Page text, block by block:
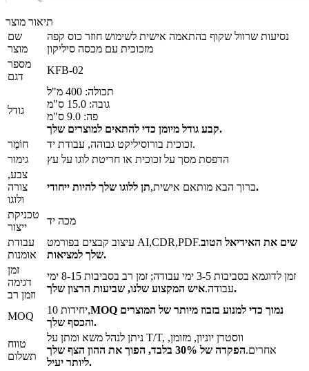
תיאור מוצר
שם
מוצר
נסיעות שרוול שקוף בהתאמה אישית לשימוש חוזר כוס קפה
מזכוכית עם מכסה סיליקון
מספר
דגם
KFB-02
גודל
תכולה: 400 מ"ל
גובה: 15.0 ס"מ
פה: 9.0 ס"מ
קבע גודל מיומן כדי להתאים למוצרים שלך.
חוֹמֶר
זכוכית בורוסיליקט גבוהה, עבודת יד.
גימור
הדפסת מסך על זכוכית או חריטת לוגו על עץ
צבע,
צורה
ולוגו
ברוך הבא מותאם אישית,תן ללוגו שלך להיות ייחודי.
טכניקת
ייצור
מכה יד
עבודת
אומנות
עיצוב קבצים בפורמט AI,CDR,PDF.שים את האידיאל הטוב
שלך למציאות.
זמן
דגימה
וזמן רב
זמן לדוגמא בסביבות 3-5 ימי עבודה; זמן רב בסביבות 8-15 ימי
עבודה.איש המקצוע שלנו, שביעות הרצון שלך.
MOQ
10 יחידות,MOQ נמוך כדי למנוע בזבוז מיותר של המוצרים
והכסף שלך.
טווח
תשלום
ניתן לנהל משא ומתן על T/T, ווסטרן יוניון, מזומן,
אחרים.
הפקדה של 30% בלבד, הפוך את ההון הצף שלך
ליותר יעיל.